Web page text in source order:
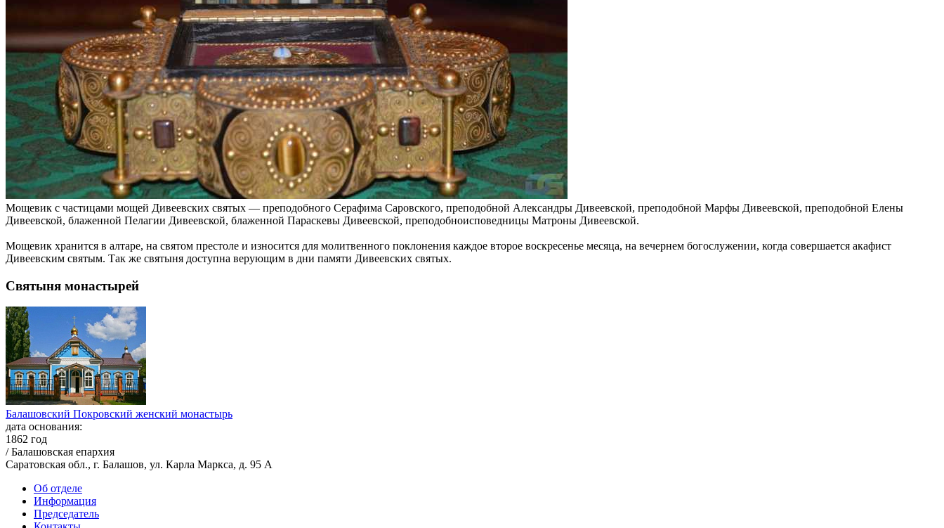
Мощевик с частицами мощей Дивеевских святых — преподобного Серафима Саровского, преподобной Александры Дивеевской, преподобной Марфы Дивеевской, преподобной Елены
Дивеевской, блаженной Пелагии Дивеевской, блаженной Параскевы Дивеевской, преподобноисповедницы Матроны Дивеевской.
Мощевик хранится в алтаре, на святом престоле и износится для молитвенного поклонения каждое второе воскресенье месяца, на вечернем богослужении, когда совершается акафист
Дивеевским святым. Так же святыня доступна верующим в дни памяти Дивеевских святых.
Святыня монастырей
Балашовский Покровский женский монастырь
дата основания:
1862 год
/ Балашовская епархия
Саратовская обл., г. Балашов, ул. Карла Маркса, д. 95 А
Об отделе
Информация
Председатель